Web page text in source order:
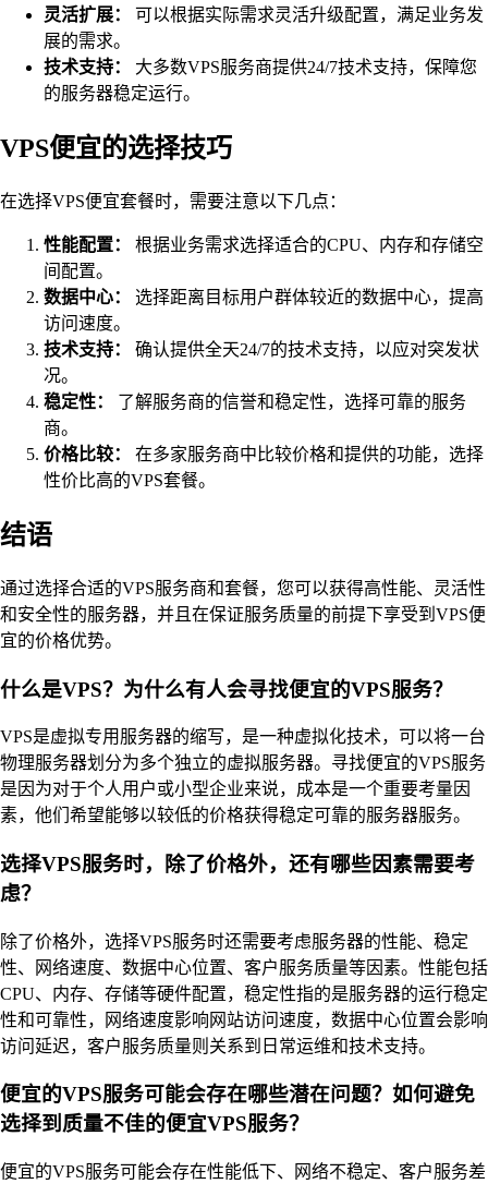
灵活扩展：
可以根据实际需求灵活升级配置，满足业务发
展的需求。
技术支持：
大多数VPS服务商提供24/7技术支持，保障您
的服务器稳定运行。
VPS便宜的选择技巧
在选择VPS便宜套餐时，需要注意以下几点：
性能配置：
根据业务需求选择适合的CPU、内存和存储空
间配置。
数据中心：
选择距离目标用户群体较近的数据中心，提高
访问速度。
技术支持：
确认提供全天24/7的技术支持，以应对突发状
况。
稳定性：
了解服务商的信誉和稳定性，选择可靠的服务
商。
价格比较：
在多家服务商中比较价格和提供的功能，选择
性价比高的VPS套餐。
结语
通过选择合适的VPS服务商和套餐，您可以获得高性能、灵活性
和安全性的服务器，并且在保证服务质量的前提下享受到VPS便
宜的价格优势。
什么是VPS？为什么有人会寻找便宜的VPS服务？
VPS是虚拟专用服务器的缩写，是一种虚拟化技术，可以将一台
物理服务器划分为多个独立的虚拟服务器。寻找便宜的VPS服务
是因为对于个人用户或小型企业来说，成本是一个重要考量因
素，他们希望能够以较低的价格获得稳定可靠的服务器服务。
选择VPS服务时，除了价格外，还有哪些因素需要考
虑？
除了价格外，选择VPS服务时还需要考虑服务器的性能、稳定
性、网络速度、数据中心位置、客户服务质量等因素。性能包括
CPU、内存、存储等硬件配置，稳定性指的是服务器的运行稳定
性和可靠性，网络速度影响网站访问速度，数据中心位置会影响
访问延迟，客户服务质量则关系到日常运维和技术支持。
便宜的VPS服务可能会存在哪些潜在问题？如何避免
选择到质量不佳的便宜VPS服务？
便宜的VPS服务可能会存在性能低下、网络不稳定、客户服务差